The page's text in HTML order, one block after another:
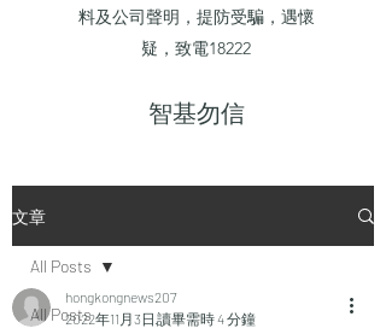
料及公司聲明，提防受騙，遇懷
疑，致電18222
​智基勿信
文章
All Posts
All Posts
hongkongnews207
2022年11月3日 讀畢需時 4 分鐘